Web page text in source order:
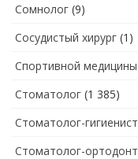
Сомнолог (9)
Сосудистый хирург (1)
Спортивной медицины
Стоматолог (1 385)
Стоматолог-гигиенист
Стоматолог-ортодонт